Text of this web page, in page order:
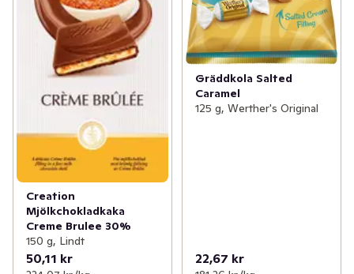
Creation
Mjölkchokladkaka
Creme Brulee 30%
150 g, Lindt
50,11 kr
Gräddkola Salted
Caramel
125 g, Werther's Original
22,67 kr